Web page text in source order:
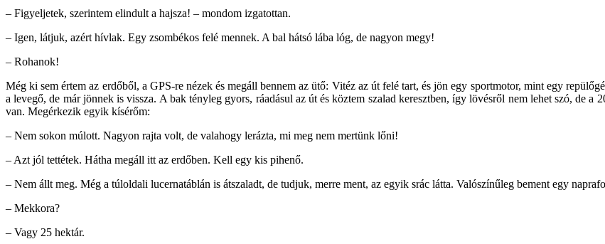
– Figyeljetek, szerintem elindult a hajsza! – mondom izgatottan.
– Igen, látjuk, azért hívlak. Egy zsombékos felé mennek. A bal hátsó lába lóg, de nagyon megy!
– Rohanok!
Még ki sem értem az erdőből, a GPS-re nézek és megáll bennem az ütő: Vitéz az út felé tart, és jön egy sportmotor, mint egy
a levegő, de már jönnek is vissza. A bak tényleg gyors, ráadásul az út és köztem szalad keresztben, így lövésről nem lehet szó, de
van. Megérkezik egyik kísérőm:
– Nem sokon múlott. Nagyon rajta volt, de valahogy lerázta, mi meg nem mertünk lőni!
– Azt jól tettétek. Hátha megáll itt az erdőben. Kell egy kis pihenő.
– Nem állt meg. Még a túloldali lucernatáblán is átszaladt, de tudjuk, merre ment, az egyik srác látta. Valószínűleg bement egy
– Mekkora?
– Vagy 25 hektár.